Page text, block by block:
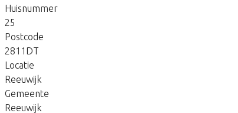
Huisnummer
25
Postcode
2811DT
Locatie
Reeuwijk
Gemeente
Reeuwijk